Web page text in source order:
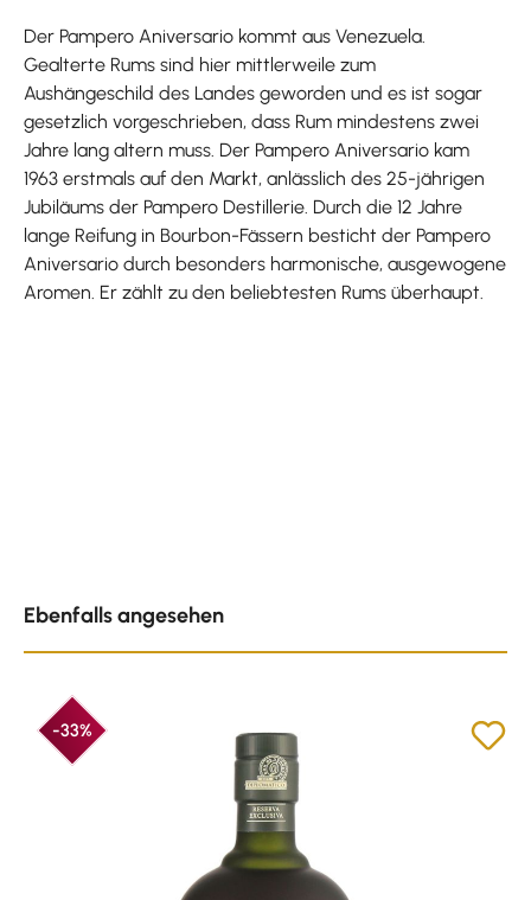
Der Pampero Aniversario kommt aus Venezuela.
Gealterte Rums sind hier mittlerweile zum
Aushängeschild des Landes geworden und es ist sogar
gesetzlich vorgeschrieben, dass Rum mindestens zwei
Jahre lang altern muss. Der Pampero Aniversario kam
1963 erstmals auf den Markt, anlässlich des 25-jährigen
Jubiläums der Pampero Destillerie. Durch die 12 Jahre
lange Reifung in Bourbon-Fässern besticht der Pampero
Aniversario durch besonders harmonische, ausgewogene
Aromen. Er zählt zu den beliebtesten Rums überhaupt.
Ebenfalls angesehen
-33%